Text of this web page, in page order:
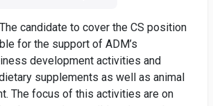
candidate to cover the CS position
for the support of ADM’s
development activities and
supplements as well as animal
The focus of this activities are on